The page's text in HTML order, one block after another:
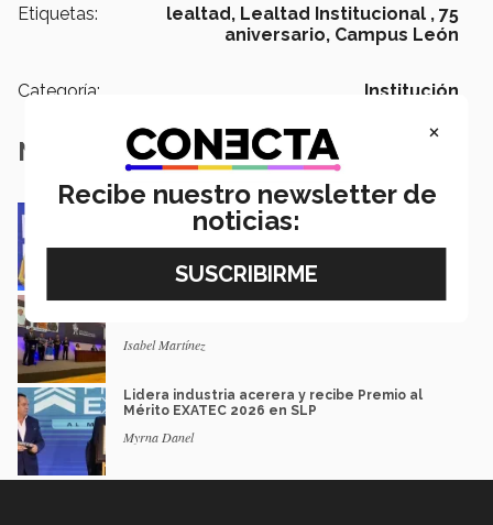
Etiquetas: lealtad, Lealtad Institucional , 75
aniversario, Campus León
Categoría: Institución
Notas Relacionadas
Impacto y legado: Marcela Velasco, ganadora
del Premio Mérito EXATEC
Guillermo Solorio
Docencia con propósito: la historia de Debbie
Isabel Martínez
Lidera industria acerera y recibe Premio al
Mérito EXATEC 2026 en SLP
Myrna Danel
×
Recibe nuestro newsletter de
noticias: